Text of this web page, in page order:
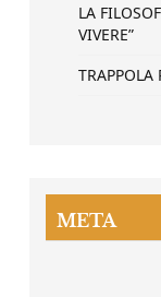
LA
VIVERE”
TRAPPOLA
META